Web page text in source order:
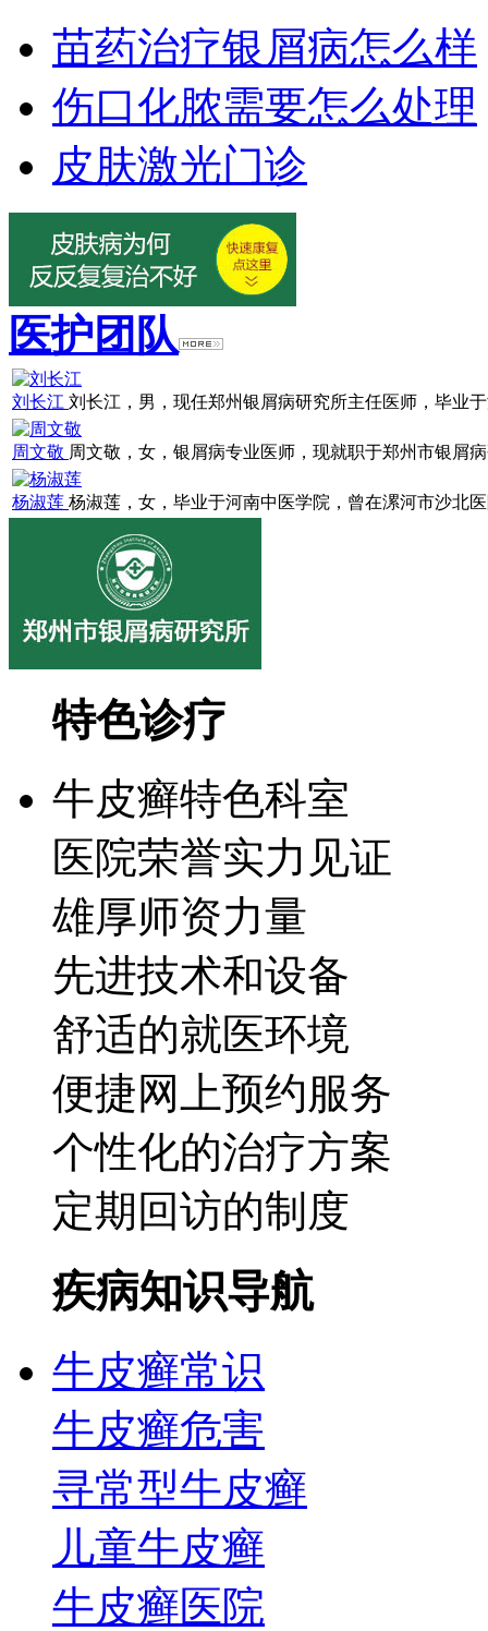
苗药治疗银屑病怎么样
伤口化脓需要怎么处理
皮肤激光门诊
医护团队
刘长江 刘长江，男，现任郑州银屑病研究所主任医师，毕业
周文敬 周文敬，女，银屑病专业医师，现就职于郑州市银屑
杨淑莲 杨淑莲，女，毕业于河南中医学院，曾在漯河市沙北
特色诊疗
牛皮癣特色科室
医院荣誉实力见证
雄厚师资力量
先进技术和设备
舒适的就医环境
便捷网上预约服务
个性化的治疗方案
定期回访的制度
疾病知识导航
牛皮癣常识
牛皮癣危害
寻常型牛皮癣
儿童牛皮癣
牛皮癣医院